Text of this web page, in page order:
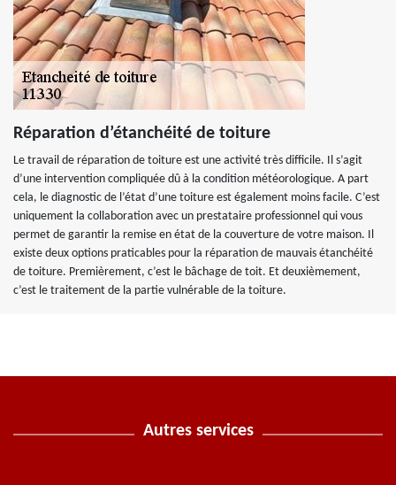
Réparation d’étanchéité de toiture
Le travail de réparation de toiture est une activité très difficile. Il s’agit
d’une intervention compliquée dû à la condition météorologique. A part
cela, le diagnostic de l’état d’une toiture est également moins facile. C’est
uniquement la collaboration avec un prestataire professionnel qui vous
permet de garantir la remise en état de la couverture de votre maison. Il
existe deux options praticables pour la réparation de mauvais étanchéité
de toiture. Premièrement, c’est le bâchage de toit. Et deuxièmement,
c’est le traitement de la partie vulnérable de la toiture.
Autres services